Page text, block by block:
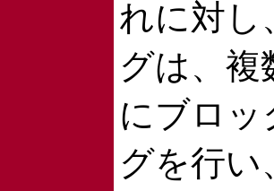
れに対し
グは、複
にブロッ
グを行